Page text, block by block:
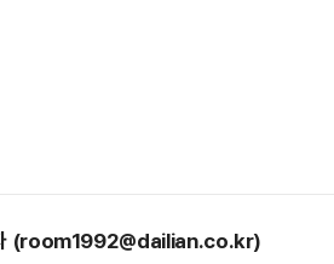
(room1992@dailian.co.kr)